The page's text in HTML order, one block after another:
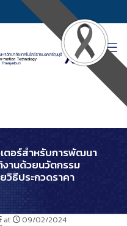
ตอร์สำหรับการพัฒนา
านด้วยนวัตกรรม
วิธีประกวดราคา
at 09/02/2024